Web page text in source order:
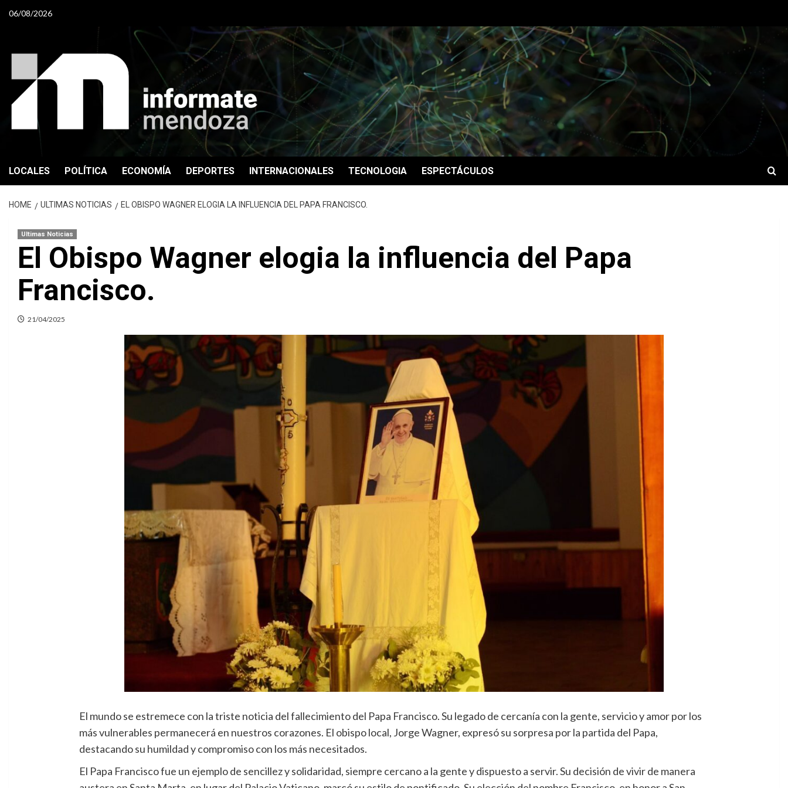
06/08/2026
LOCALES POLÍTICA ECONOMÍA DEPORTES INTERNACIONALES TECNOLOGIA ESPECTÁCULOS
HOME ULTIMAS NOTICIAS EL OBISPO WAGNER ELOGIA LA INFLUENCIA DEL PAPA FRANCISCO.
Ultimas Noticias
El Obispo Wagner elogia la influencia del Papa
Francisco.
21/04/2025
El mundo se estremece con la triste noticia del fallecimiento del Papa Francisco. Su legado de cercanía con la gente, servicio y amor por los
más vulnerables permanecerá en nuestros corazones. El obispo local, Jorge Wagner, expresó su sorpresa por la partida del Papa,
destacando su humildad y compromiso con los más necesitados.
El Papa Francisco fue un ejemplo de sencillez y solidaridad, siempre cercano a la gente y dispuesto a servir. Su decisión de vivir de manera